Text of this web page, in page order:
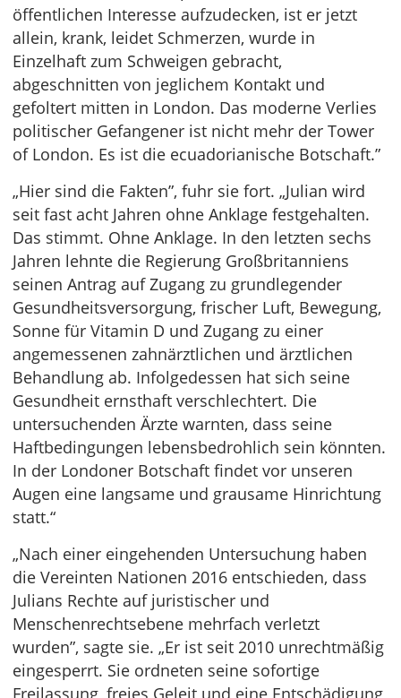
öffentlichen Interesse aufzudecken, ist er jetzt
allein, krank, leidet Schmerzen, wurde in
Einzelhaft zum Schweigen gebracht,
abgeschnitten von jeglichem Kontakt und
gefoltert mitten in London. Das moderne Verlies
politischer Gefangener ist nicht mehr der Tower
of London. Es ist die ecuadorianische Botschaft.”
„Hier sind die Fakten”, fuhr sie fort. „Julian wird
seit fast acht Jahren ohne Anklage festgehalten.
Das stimmt. Ohne Anklage. In den letzten sechs
Jahren lehnte die Regierung Großbritanniens
seinen Antrag auf Zugang zu grundlegender
Gesundheitsversorgung, frischer Luft, Bewegung,
Sonne für Vitamin D und Zugang zu einer
angemessenen zahnärztlichen und ärztlichen
Behandlung ab. Infolgedessen hat sich seine
Gesundheit ernsthaft verschlechtert. Die
untersuchenden Ärzte warnten, dass seine
Haftbedingungen lebensbedrohlich sein könnten.
In der Londoner Botschaft findet vor unseren
Augen eine langsame und grausame Hinrichtung
statt.“
„Nach einer eingehenden Untersuchung haben
die Vereinten Nationen 2016 entschieden, dass
Julians Rechte auf juristischer und
Menschenrechtsebene mehrfach verletzt
wurden”, sagte sie. „Er ist seit 2010 unrechtmäßig
eingesperrt. Sie ordneten seine sofortige
Freilassung, freies Geleit und eine Entschädigung